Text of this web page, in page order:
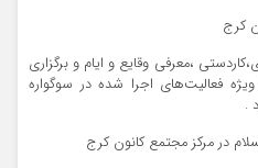
،معرفی وقایع و ایام و برگزاری
فعالیت‌های اجرا شده در سوگواره
در مرکز مجتمع کانون کرج